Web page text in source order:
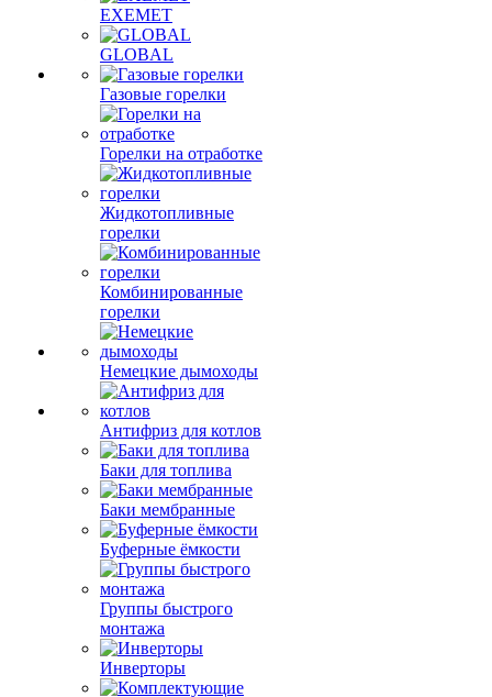
EXEMET
GLOBAL
Газовые горелки
Горелки на отработке
Жидкотопливные
горелки
Комбинированные
горелки
Немецкие дымоходы
Антифриз для котлов
Баки для топлива
Баки мембранные
Буферные ёмкости
Группы быстрого
монтажа
Инверторы